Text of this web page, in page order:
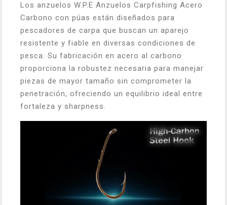
Los anzuelos W.P.E Anzuelos Carpfishing Acero
Carbono con púas están diseñados para
pescadores de carpa que buscan un aparejo
resistente y fiable en diversas condiciones de
pesca. Su fabricación en acero al carbono
proporciona la robustez necesaria para manejar
piezas de mayor tamaño sin comprometer la
penetración, ofreciendo un equilibrio ideal entre
fortaleza y sharpness.